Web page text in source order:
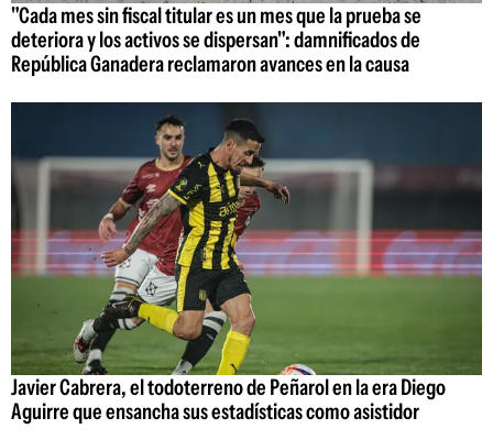
"Cada mes sin fiscal titular es un mes que la prueba se
deteriora y los activos se dispersan": damnificados de
República Ganadera reclamaron avances en la causa
Javier Cabrera, el todoterreno de Peñarol en la era Diego
Aguirre que ensancha sus estadísticas como asistidor